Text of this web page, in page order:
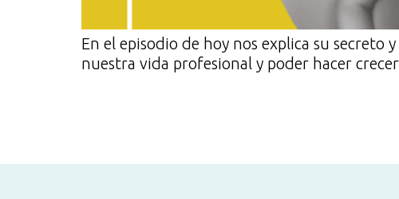
En el episodio de hoy nos explica su secreto
nuestra vida profesional y poder hacer